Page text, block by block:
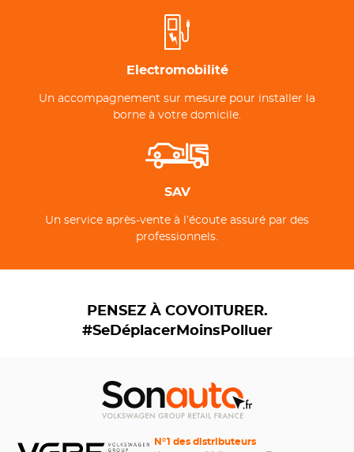
Electromobilité
Un accompagnement sur mesure pour installer la
borne à votre domicile.
SAV
Un service après-vente à l’écoute assuré par des
professionnels.
PENSEZ À COVOITURER.
#SeDéplacerMoinsPolluer
N°1 des distributeurs